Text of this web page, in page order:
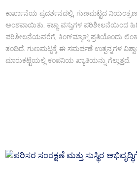
ಕಾರ್ಖಾನೆಯ ಪ್ರದರ್ಶನದಲ್ಲಿ, ಗುಣಮಟ್ಟದ
ಅಂಶವಾಯಿತು. ಕಚ್ಚಾ ವಸ್ತುಗಳ ಪರಿಶೀಲನೆಯಿಂದ
ಪರಿಶೀಲನೆಯವರೆಗೆ, ಕಿಂಗ್‌ಮ್ಯಾಕ್ಸ್ ಪ್ರತಿಯೊಂದು
ತಂದಿದೆ. ಗುಣಮಟ್ಟಕ್ಕೆ ಈ ಸಮರ್ಪಣೆ ಉತ್ಪನ್ನಗಳ
ಮಾರುಕಟ್ಟೆಯಲ್ಲಿ ಕಂಪನಿಯ ಖ್ಯಾತಿಯನ್ನು ಗೆಲ್ಲುತ್ತದೆ.